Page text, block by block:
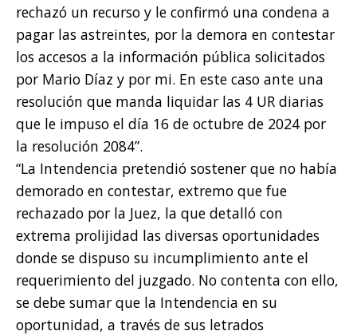
rechazó un recurso y le confirmó una condena a
pagar las astreintes, por la demora en contestar
los accesos a la información pública solicitados
por Mario Díaz y por mi. En este caso ante una
resolución que manda liquidar las 4 UR diarias
que le impuso el día 16 de octubre de 2024 por
la resolución 2084”.
“La Intendencia pretendió sostener que no había
demorado en contestar, extremo que fue
rechazado por la Juez, la que detalló con
extrema prolijidad las diversas oportunidades
donde se dispuso su incumplimiento ante el
requerimiento del juzgado. No contenta con ello,
se debe sumar que la Intendencia en su
oportunidad, a través de sus letrados